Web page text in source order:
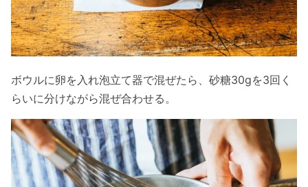
ボウルに卵を入れ泡立て器で混ぜたら、砂糖30gを3回く
らいに分けながら混ぜ合わせる。